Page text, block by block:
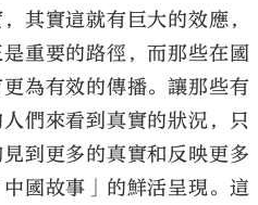
其實這就有巨大的效應，
重要的路徑，而那些在國
為有效的傳播。讓那些有
們來看到真實的狀況，只
到更多的真實和反映更多
國故事」的鮮活呈現。這